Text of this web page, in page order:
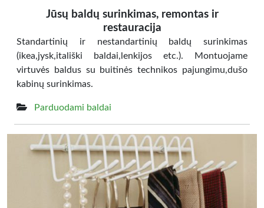
Jūsų baldų surinkimas, remontas ir
restauracija
Standartinių ir nestandartinių baldų surinkimas
(ikea,jysk,itališki baldai,lenkijos etc.). Montuojame
virtuvės baldus su buitinės technikos pajungimu,dušo
kabinų surinkimas.
Parduodami baldai